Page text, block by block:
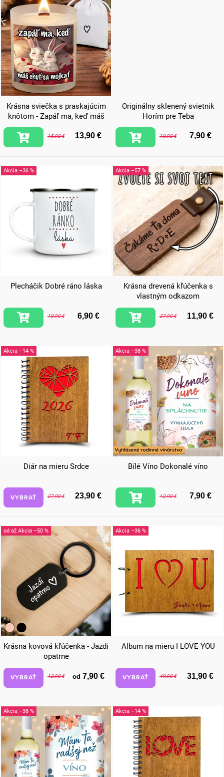
Krásna sviečka s praskajúcim
knôtom - Zapáľ ma, keď máš
chuť sa mojkať
15,90 € 13,90 €
Originálny sklenený svietnik
Horím pre Teba
10,90 € 7,90 €
–36 %
Plecháčik Dobré ráno láska
10,90 € 6,90 €
–57 %
Krásna drevená kľúčenka s
vlastným odkazom
27,90 € 11,90 €
–14 %
Diár na mieru Srdce
27,90 € 23,90 €
VYBRAŤ
–38 %
Bílé Víno Dokonalé víno
12,90 € 7,90 €
od až –50 %
Krásna kovová kľúčenka - Jazdi
opatrne
12,90 € od 7,90 €
VYBRAŤ
–36 %
Album na mieru I LOVE YOU
49,90 € 31,90 €
VYBRAŤ
–38 % –14 %